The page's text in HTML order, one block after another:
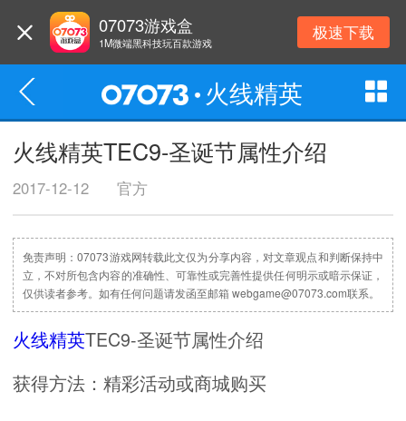
07073游戏盒
1M微端黑科技玩百款游戏 极速下载
火线精英
火线精英TEC9-圣诞节属性介绍
2017-12-12 官方
免责声明：07073游戏网转载此文仅为分享内容，对文章观点和判断保持中
立，不对所包含内容的准确性、可靠性或完善性提供任何明示或暗示保证，
仅供读者参考。如有任何问题请发函至邮箱 webgame@07073.com联系。
火线精英TEC9-圣诞节属性介绍
获得方法：精彩活动或商城购买